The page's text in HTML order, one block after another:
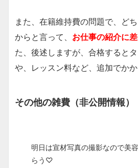
また、在籍維持費の問題で、ど
からと言って、 お仕事の紹介に
た、後述しますが、合格すると
や、レッスン料など、追加でかか
その他の雑費（非公開情報）
明日は宣材写真の撮影なので美
らう♡